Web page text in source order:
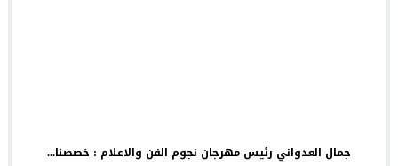
جمال العدواني رئيس مهرجان نجوم الفن والاعلام : خصصنا...